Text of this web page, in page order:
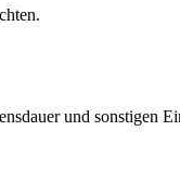
und sonstigen